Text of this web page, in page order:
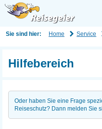
Sie sind hier: Home Service
Hilfebereich
Oder haben Sie eine Frage
Reiseschutz? Dann melden Sie